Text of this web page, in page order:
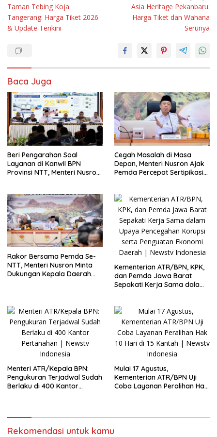
pos
Taman Tebing Koja
Tangerang: Harga Tiket 2026
& Update Terikini
Asia Heritage Pekanbaru:
Harga Tiket dan Wahana
Serunya
Baca Juga
Beri Pengarahan Soal
Layanan di Kanwil BPN
Provinsi NTT, Menteri Nusron:
Cegah Masalah di Masa
Depan, Menteri Nusron Ajak
Pemda Percepat Sertipikasi
Rakor Bersama Pemda Se-
NTT, Menteri Nusron Minta
Dukungan Kepala Daerah
Kementerian ATR/BPN, KPK,
dan Pemda Jawa Barat
Sepakati Kerja Sama dalam
Daerah
Menteri ATR/Kepala BPN:
Pengukuran Terjadwal Sudah
Berlaku di 400 Kantor
Mulai 17 Agustus,
Kementerian ATR/BPN Uji
Coba Layanan Peralihan Hak
Rekomendasi untuk kamu